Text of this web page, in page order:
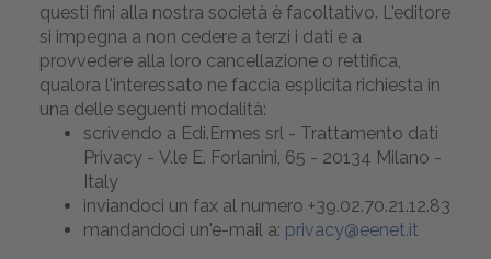
questi fini alla nostra società è facoltativo. L'editore
si impegna a non cedere a terzi i dati e a
provvedere alla loro cancellazione o rettifica,
qualora l'interessato ne faccia esplicita richiesta in
una delle seguenti modalità:
scrivendo a Edi.Ermes srl - Trattamento dati
Privacy - V.le E. Forlanini, 65 - 20134 Milano -
Italy
inviandoci un fax al numero +39.02.70.21.12.83
mandandoci un'e-mail a: privacy@eenet.it